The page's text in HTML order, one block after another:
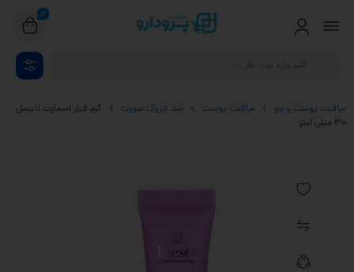
0
مراقبت پوست و مو مراقبت پوست ضد چروک صورت
کرم فیلر اسمارت لایسل
30 میلی لیتر